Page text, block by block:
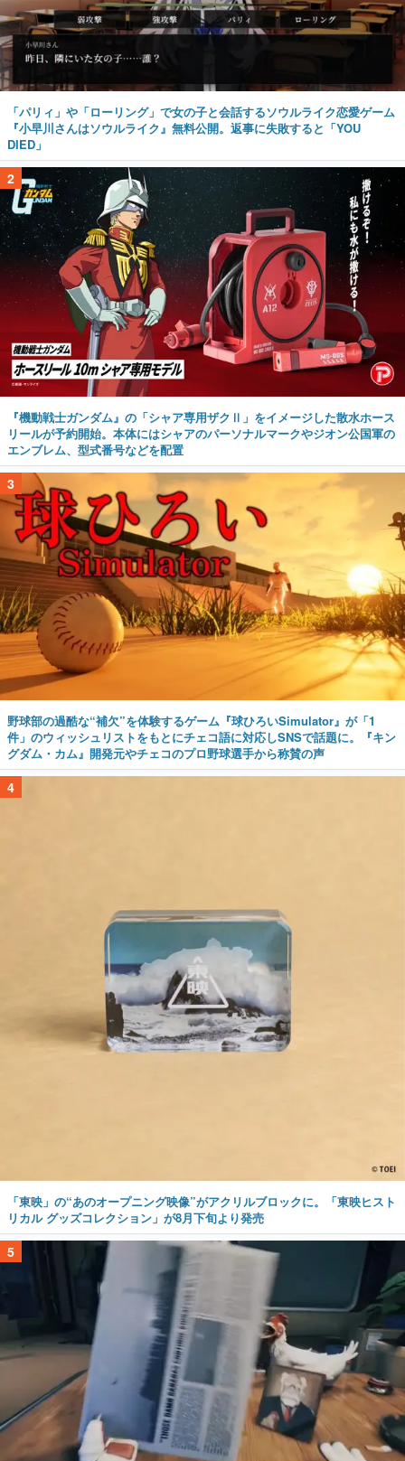
「パリィ」や「ローリング」で女の子と会話するソウルライク恋愛ゲーム
『小早川さんはソウルライク』無料公開。返事に失敗すると「YOU
DIED」
2
『機動戦士ガンダム』の「シャア専用ザクⅡ」をイメージした散水ホース
リールが予約開始。本体にはシャアのパーソナルマークやジオン公国軍の
エンブレム、型式番号などを配置
3
野球部の過酷な“補欠”を体験するゲーム『球ひろいSimulator』が「1
件」のウィッシュリストをもとにチェコ語に対応しSNSで話題に。『キン
グダム・カム』開発元やチェコのプロ野球選手から称賛の声
4
「東映」の“あのオープニング映像”がアクリルブロックに。「東映ヒスト
リカル グッズコレクション」が8月下旬より発売
5